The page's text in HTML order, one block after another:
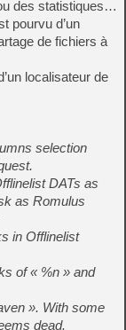
des statistiques…
pourvu d’un
de fichiers à
localisateur de
selection
DATs as
as Romulus
in Offlinelist
of « %n » and
». With some
dead.